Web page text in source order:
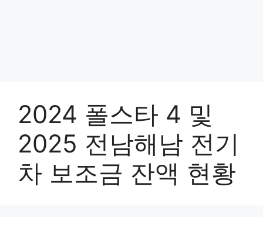
2024 폴스타 4 및
2025 전남해남 전기
차 보조금 잔액 현황